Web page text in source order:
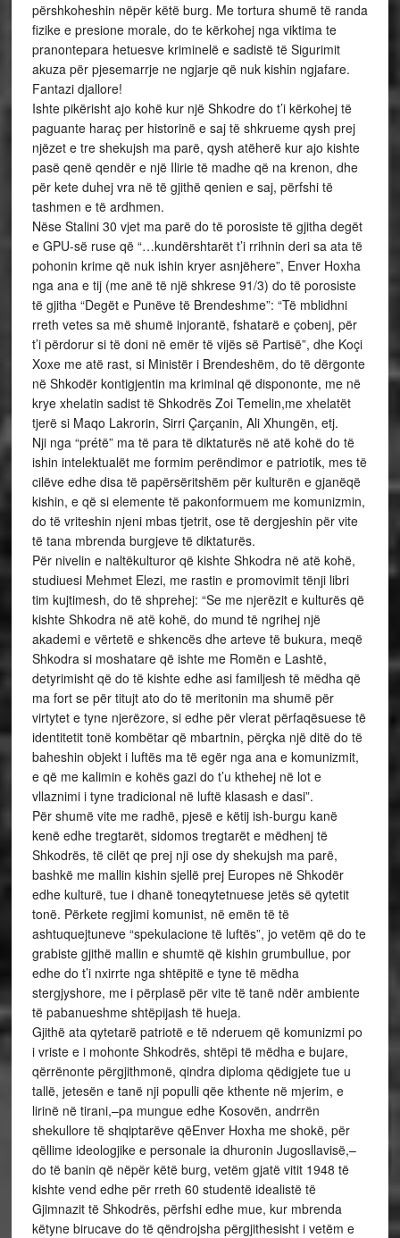
përshkoheshin nëpër këtë burg. Me tortura shumë të randa
fizike e presione morale, do te kërkohej nga viktima te
pranontepara hetuesve kriminelë e sadistë të Sigurimit
akuza për pjesemarrje ne ngjarje që nuk kishin ngjafare.
Fantazi djallore!
Ishte pikërisht ajo kohë kur një Shkodre do t’i kërkohej të
paguante haraç per historinë e saj të shkrueme qysh prej
njëzet e tre shekujsh ma parë, qysh atëherë kur ajo kishte
pasë qenë qendër e një Ilirie të madhe që na krenon, dhe
për kete duhej vra në të gjithë qenien e saj, përfshi të
tashmen e të ardhmen.
Nëse Stalini 30 vjet ma parë do të porosiste të gjitha degët
e GPU-së ruse që “…kundërshtarët t’i rrihnin deri sa ata të
pohonin krime që nuk ishin kryer asnjëhere”, Enver Hoxha
nga ana e tij (me anë të një shkrese 91/3) do të porosiste
të gjitha “Degët e Punëve të Brendeshme”: “Të mblidhni
rreth vetes sa më shumë injorantë, fshatarë e çobenj, për
t’i përdorur si të doni në emër të vijës së Partisë”, dhe Koçi
Xoxe me atë rast, si Ministër i Brendeshëm, do të dërgonte
në Shkodër kontigjentin ma kriminal që dispononte, me në
krye xhelatin sadist të Shkodrës Zoi Temelin,me xhelatët
tjerë si Maqo Lakrorin, Sirri Çarçanin, Ali Xhungën, etj.
Nji nga “prétë” ma të para të diktaturës në atë kohë do të
ishin intelektualët me formim perëndimor e patriotik, mes të
cilëve edhe disa të papërsëritshëm për kulturën e gjanëqë
kishin, e që si elemente të pakonformuem me komunizmin,
do të vriteshin njeni mbas tjetrit, ose të dergjeshin për vite
të tana mbrenda burgjeve të diktaturës.
Për nivelin e naltëkulturor që kishte Shkodra në atë kohë,
studiuesi Mehmet Elezi, me rastin e promovimit tënji libri
tim kujtimesh, do të shprehej: “Se me njerëzit e kulturës që
kishte Shkodra në atë kohë, do mund të ngrihej një
akademi e vërtetë e shkencës dhe arteve të bukura, meqë
Shkodra si moshatare që ishte me Romën e Lashtë,
detyrimisht që do të kishte edhe asi familjesh të mëdha që
ma fort se për titujt ato do të meritonin ma shumë për
virtytet e tyne njerëzore, si edhe për vlerat përfaqësuese të
identitetit tonë kombëtar që mbartnin, përçka një ditë do të
baheshin objekt i luftës ma të egër nga ana e komunizmit,
e që me kalimin e kohës gazi do t’u kthehej në lot e
vllaznimi i tyne tradicional në luftë klasash e dasi”.
Për shumë vite me radhë, pjesë e këtij ish-burgu kanë
kenë edhe tregtarët, sidomos tregtarët e mëdhenj të
Shkodrës, të cilët qe prej nji ose dy shekujsh ma parë,
bashkë me mallin kishin sjellë prej Europes në Shkodër
edhe kulturë, tue i dhanë toneqytetnuese jetës së qytetit
tonë. Përkete regjimi komunist, në emën të të
ashtuquejtuneve “spekulacione të luftës”, jo vetëm që do te
grabiste gjithë mallin e shumtë që kishin grumbullue, por
edhe do t’i nxirrte nga shtëpitë e tyne të mëdha
stergjyshore, me i përplasë për vite të tanë ndër ambiente
të pabanueshme shtëpijash të hueja.
Gjithë ata qytetarë patriotë e të nderuem që komunizmi po
i vriste e i mohonte Shkodrës, shtëpi të mëdha e bujare,
qërrënonte përgjithmonë, qindra diploma qëdigjete tue u
tallë, jetesën e tanë nji populli qëe kthente në mjerim, e
lirinë në tirani,–pa mungue edhe Kosovën, andrrën
shekullore të shqiptarëve qëEnver Hoxha me shokë, për
qëllime ideologjike e personale ia dhuronin Jugosllavisë,–
do të banin që nëpër këtë burg, vetëm gjatë vitit 1948 të
kishte vend edhe për rreth 60 studentë idealistë të
Gjimnazit të Shkodrës, përfshi edhe mue, kur mbrenda
këtyne birucave do të qëndrojsha përgjithesisht i vetëm e